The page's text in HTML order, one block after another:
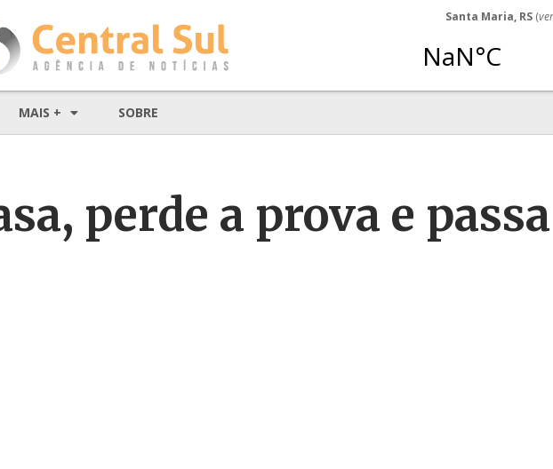
Santa Maria, RS (
MAIS + SOBRE
perde a prova e passa